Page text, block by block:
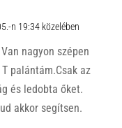
n 19:34 közelében
nagyon szépen
palántám.Csak az
és ledobta őket.
akkor segítsen.